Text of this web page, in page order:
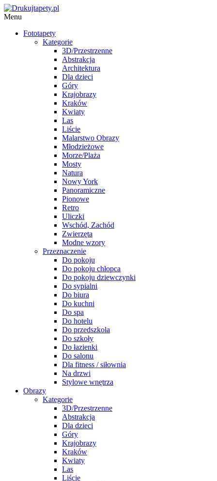
Menu
Fototapety
Kategorie
3D/Przestrzenne
Abstrakcja
Architektura
Dla dzieci
Góry
Krajobrazy
Kraków
Kwiaty
Las
Liście
Malarstwo Obrazy
Młodzieżowe
Morze/Plaża
Mosty
Natura
Nowy York
Panoramiczne
Pionowe
Retro
Uliczki
Wschód, Zachód
Zwierzęta
Modne wzory
Przeznaczenie
Do pokoju
Do pokoju chłopca
Do pokoju dziewczynki
Do sypialni
Do biura
Do kuchni
Do spa
Do hotelu
Do przedszkola
Do szkoły
Do łazienki
Do salonu
Dla fitness / siłownia
Na drzwi
Stylowe wnętrza
Obrazy
Kategorie
3D/Przestrzenne
Abstrakcja
Dla dzieci
Góry
Krajobrazy
Kraków
Kwiaty
Las
Liście